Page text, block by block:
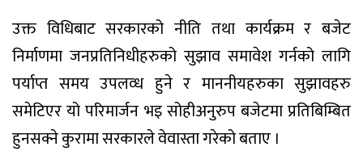
उक्त विधिबाट सरकारको नीति तथा कार्यक्रम र बजेट
निर्माणमा जनप्रतिनिधीहरुको सुझाव समावेश गर्नको लागि
पर्याप्त समय उपलव्ध हुने र माननीयहरुका सुझावहरु
समेटिएर यो परिमार्जन भइ सोहीअनुरुप बजेटमा प्रतिबिम्बित
हुनसक्ने कुरामा सरकारले वेवास्ता गरेको बताए ।